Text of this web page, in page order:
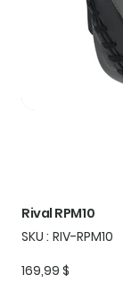
Rival RPM10
SKU : SKU
RIV-
RIV-RPM10
Prix
169,99 $